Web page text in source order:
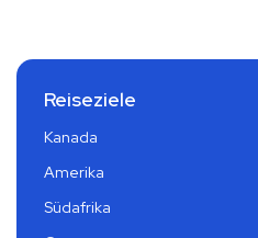
Reiseziele
Kanada
Amerika
Südafrika